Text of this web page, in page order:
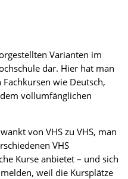
Varianten im
dar. Hier hat man
wie Deutsch,
vollumfänglichen
von VHS zu VHS, man
VHS
Kurse anbietet – und sich
weil die Kursplätze